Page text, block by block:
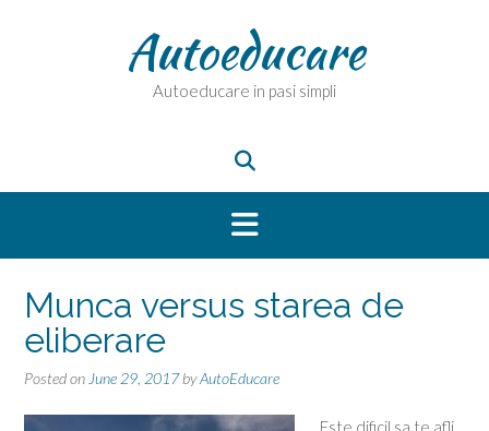
Autoeducare
Autoeducare in pasi simpli
Munca versus starea de
eliberare
Posted on June 29, 2017byAutoEducare
Este dificil sa te afli